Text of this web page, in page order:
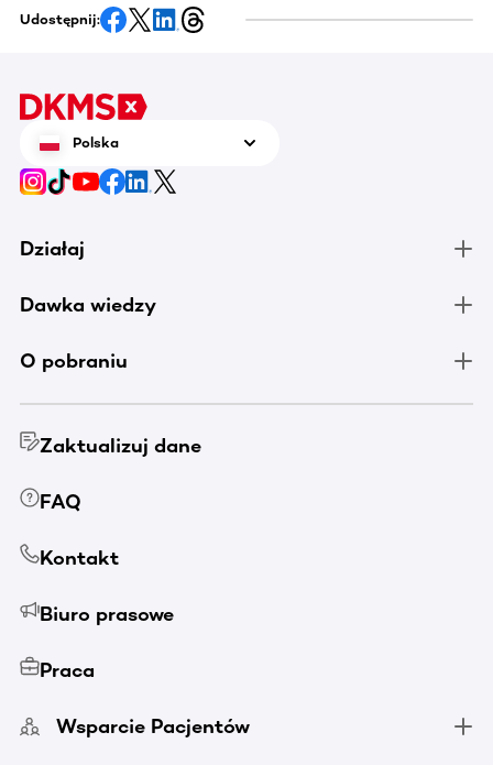
Udostępnij:
Polska
Działaj
Dawka wiedzy
O pobraniu
Zaktualizuj dane
FAQ
Kontakt
Biuro prasowe
Praca
Wsparcie Pacjentów